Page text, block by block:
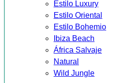
Estilo Luxury
Estilo Oriental
Estilo Bohemio
Ibiza Beach
África Salvaje
Natural
Wild Jungle